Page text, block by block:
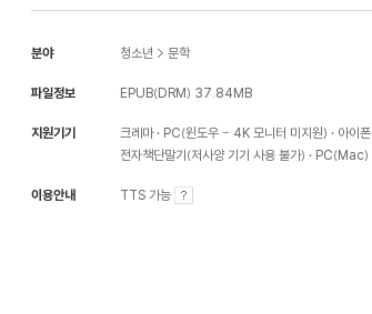
분야 청소년 > 문학
파일정보 EPUB(DRM) 37.84MB
지원기기 크레마 PC(윈도우 - 4K 모니터 미지원) 아이폰
전자책단말기(저사양 기기 사용 불가)
PC(Mac)
이용안내 TTS 가능